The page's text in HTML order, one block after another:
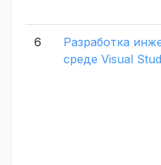
6
Разработка
среде Visual